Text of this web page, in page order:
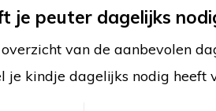
je peuter dagelijks
van de aanbevolen
je kindje dagelijks nodig heeft